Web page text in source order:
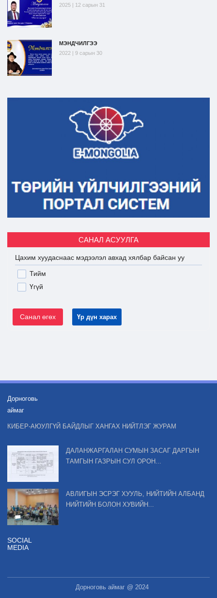
2025 | 12 сарын 31
МЭНДЧИЛГЭЭ
2022 | 9 сарын 30
САНАЛ АСУУЛГА
Цахим хуудаснаас мэдээлэл авхад хялбар байсан уу
Тийм
Үгүй
Санал өгөх Үр дүн харах
Дорноговь
аймаг
КИБЕР-АЮУЛГҮЙ БАЙДЛЫГ ХАНГАХ НИЙТЛЭГ ЖУРАМ
ДАЛАНЖАРГАЛАН СУМЫН ЗАСАГ ДАРГЫН
ТАМГЫН ГАЗРЫН СУЛ ОРОН...
АВЛИГЫН ЭСРЭГ ХУУЛЬ, НИЙТИЙН АЛБАНД
НИЙТИЙН БОЛОН ХУВИЙН...
SOCIAL
MEDIA
Дорноговь аймаг @ 2024